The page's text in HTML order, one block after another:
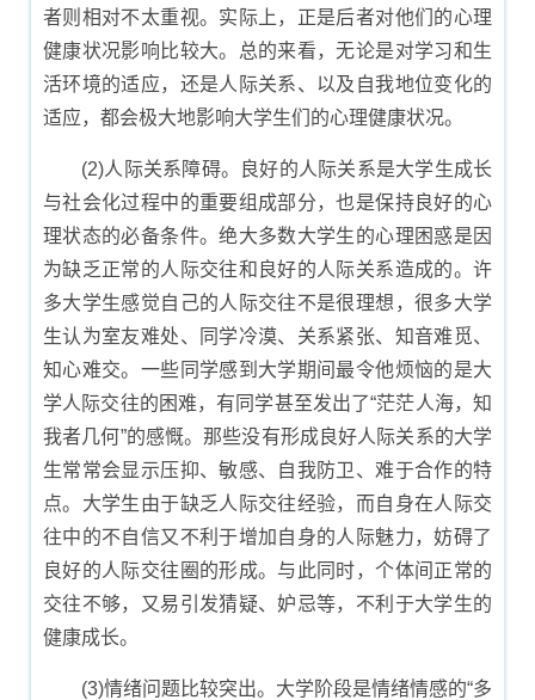
者则相对不太重视。实际上，正是后者对他们的心理
健康状况影响比较大。总的来看，无论是对学习和生
活环境的适应，还是人际关系、以及自我地位变化的
适应，都会极大地影响大学生们的心理健康状况。
(2)人际关系障碍。良好的人际关系是大学生成长
与社会化过程中的重要组成部分，也是保持良好的心
理状态的必备条件。绝大多数大学生的心理困惑是因
为缺乏正常的人际交往和良好的人际关系造成的。许
多大学生感觉自己的人际交往不是很理想，很多大学
生认为室友难处、同学冷漠、关系紧张、知音难觅、
知心难交。一些同学感到大学期间最令他烦恼的是大
学人际交往的困难，有同学甚至发出了“茫茫人海，知
我者几何”的感慨。那些没有形成良好人际关系的大学
生常常会显示压抑、敏感、自我防卫、难于合作的特
点。大学生由于缺乏人际交往经验，而自身在人际交
往中的不自信又不利于增加自身的人际魅力，妨碍了
良好的人际交往圈的形成。与此同时，个体间正常的
交往不够，又易引发猜疑、妒忌等，不利于大学生的
健康成长。
(3)情绪问题比较突出。大学阶段是情绪情感的“多